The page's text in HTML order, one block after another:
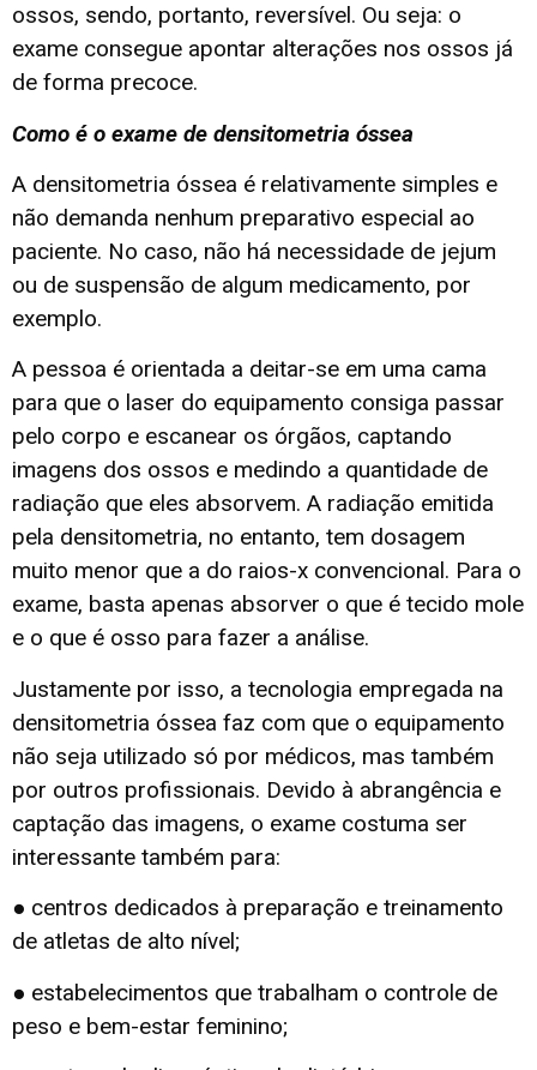
ossos, sendo, portanto, reversível. Ou seja: o
exame consegue apontar alterações nos ossos já
de forma precoce.
Como é o exame de densitometria óssea
A densitometria óssea é relativamente simples e
não demanda nenhum preparativo especial ao
paciente. No caso, não há necessidade de jejum
ou de suspensão de algum medicamento, por
exemplo.
A pessoa é orientada a deitar-se em uma cama
para que o laser do equipamento consiga passar
pelo corpo e escanear os órgãos, captando
imagens dos ossos e medindo a quantidade de
radiação que eles absorvem. A radiação emitida
pela densitometria, no entanto, tem dosagem
muito menor que a do raios-x convencional. Para o
exame, basta apenas absorver o que é tecido mole
e o que é osso para fazer a análise.
Justamente por isso, a tecnologia empregada na
densitometria óssea faz com que o equipamento
não seja utilizado só por médicos, mas também
por outros profissionais. Devido à abrangência e
captação das imagens, o exame costuma ser
interessante também para:
● centros dedicados à preparação e treinamento
de atletas de alto nível;
● estabelecimentos que trabalham o controle de
peso e bem-estar feminino;